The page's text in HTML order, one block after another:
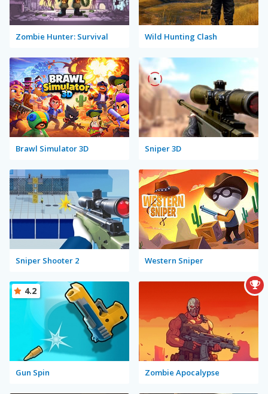
Zombie Hunter: Survival Wild Hunting Clash
Brawl Simulator 3D Sniper 3D
Sniper Shooter 2 Western Sniper
Gun Spin
4.2
Zombie Apocalypse